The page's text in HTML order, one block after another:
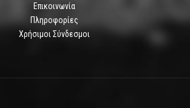
Επικοινωνία
Πληροφορίες
Χρήσιμοι Σύνδεσμοι